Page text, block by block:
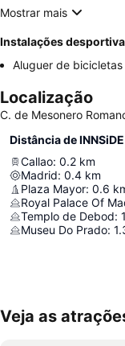
Mostrar mais
Instalações
Aluguer de bicicletas
Localização
C. de Mesonero
Distância de
Callao: 0.2 km
Madrid: 0.4 km
Plaza Mayor: 0.6
Royal Palace Of
Templo de Debod:
Museu Do Prado:
Veja as